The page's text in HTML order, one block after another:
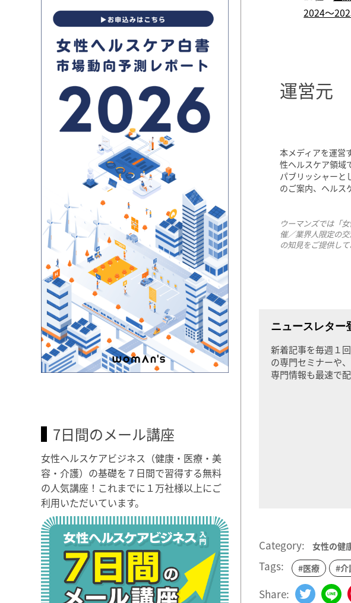
2024〜
運営元
本メディアを運営
性ヘルスケア領域
パブリッシャーと
のご案内、ヘルス
ウーマンズでは「
催／業界人限定の
の知見をご提供し
ニュースレター
新着記事を毎週１
の専門セミナーや
専門情報も最速で配
Category: 女性の健
Tags: #医療 #介
Share:
7日間のメール講座
女性ヘルスケアビジネス（健康・医療・美
容・介護）の基礎を７日間で習得する無料
の人気講座！これまでに１万社様以上にご
利用いただいています。